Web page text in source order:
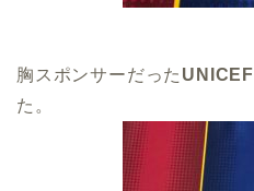
胸スポンサーだった UNICEF
た。